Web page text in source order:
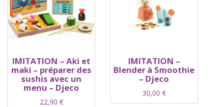
IMITATION – Aki et
maki – préparer des
sushis avec un
menu – Djeco
22,90 €
IMITATION –
Blender à Smoothie
– Djeco
30,00 €